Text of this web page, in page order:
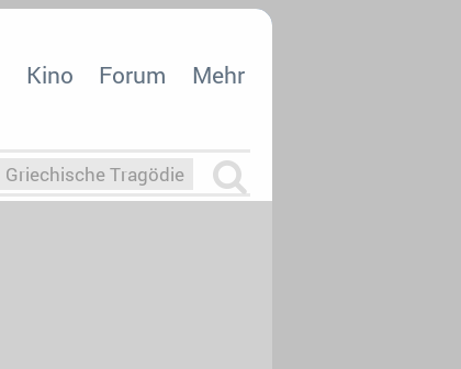
Kino Forum Mehr
Griechische Tragödie